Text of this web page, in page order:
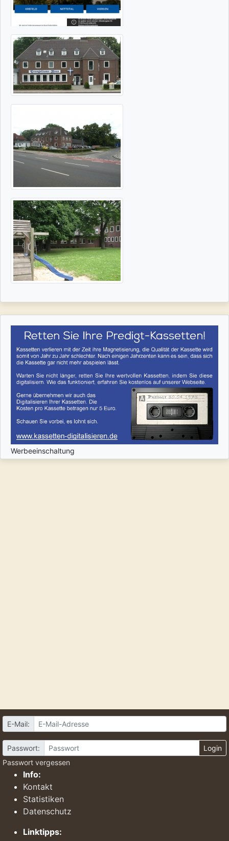
Werbeeinschaltung
E-Mail:
Passwort:
Login
Passwort vergessen
Info:
Kontakt
Statistiken
Datenschutz
Linktipps: